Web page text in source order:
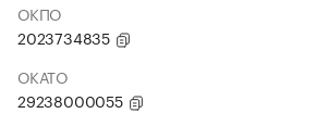
ОКПО
2023734835
ОКАТО
29238000055